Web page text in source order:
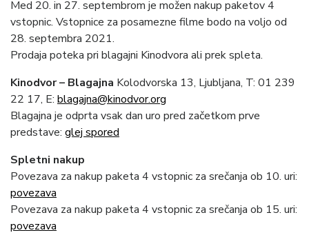
Med 20. in 27. septembrom je možen nakup paketov 4
vstopnic. Vstopnice za posamezne filme bodo na voljo od
28. septembra 2021.
Prodaja poteka pri blagajni Kinodvora ali prek spleta.
Kinodvor – Blagajna Kolodvorska 13, Ljubljana, T: 01 239
22 17, E: blagajna@kinodvor.org
Blagajna je odprta vsak dan uro pred začetkom prve
predstave: glej spored
Spletni nakup
Povezava za nakup paketa 4 vstopnic za srečanja ob 10. uri:
povezava
Povezava za nakup paketa 4 vstopnic za srečanja ob 15. uri:
povezava